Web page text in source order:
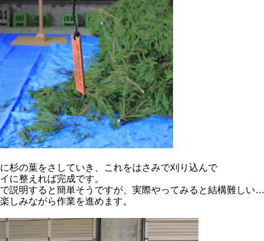
杉の葉をさしていき、これをはさみで刈り込んで
に整えれば完成です。
説明すると簡単そうですが、実際やってみると結構難しい…
しみながら作業を進めます。